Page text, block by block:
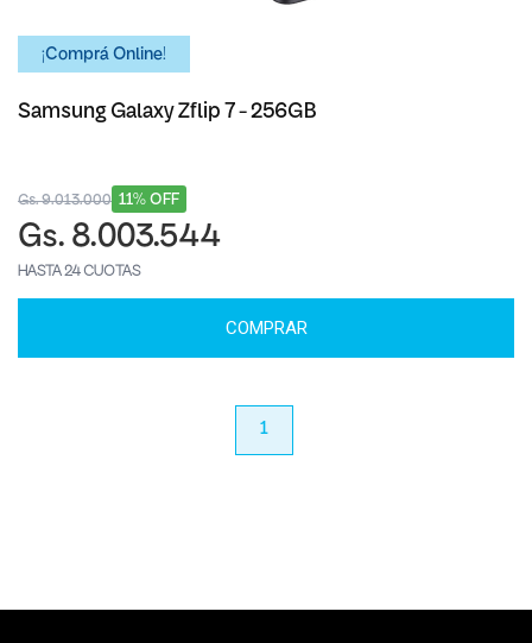
¡Comprá Online!
Samsung Galaxy Zflip 7 - 256GB
11% OFF
Gs. 9.013.000
Gs. 8.003.544
HASTA 24 CUOTAS
COMPRAR
1